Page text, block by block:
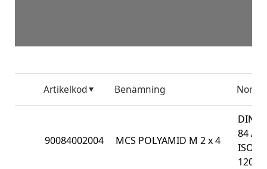
Artikelkod Benämning Norm
90084002004 MCS POLYAMID M 2 x 4
DIN
84 /
ISO
1207